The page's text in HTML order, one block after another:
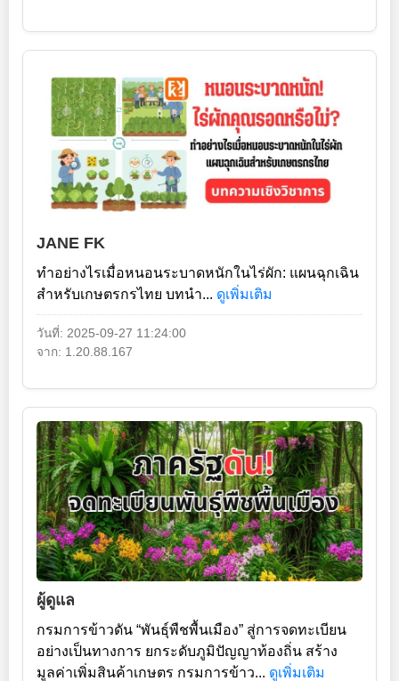
JANE FK
ทำอย่างไรเมื่อหนอนระบาดหนักในไร่ผัก: แผนฉุกเฉิน
สำหรับเกษตรกรไทย บทนำ... ดูเพิ่มเติม
วันที่: 2025-09-27 11:24:00
จาก: 1.20.88.167
ผู้ดูแล
กรมการข้าวดัน “พันธุ์พืชพื้นเมือง” สู่การจดทะเบียน
อย่างเป็นทางการ ยกระดับภูมิปัญญาท้องถิ่น สร้าง
มูลค่าเพิ่มสินค้าเกษตร กรมการข้าว... ดูเพิ่มเติม